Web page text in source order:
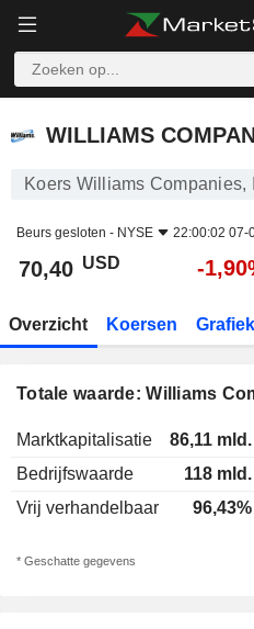
WILLIAMS COMPANIES,
WILLIAMS
Koers Williams Companies,
Beurs gesloten - NYSE 22:00:02 07-
70,40 USD -
Overzicht Koersen
Totale waarde: Williams
Marktkapitalisatie 86,11 mld.
Bedrijfswaarde
118 mld.
Vrij verhandelbaar
96,43%
* Geschatte gegevens